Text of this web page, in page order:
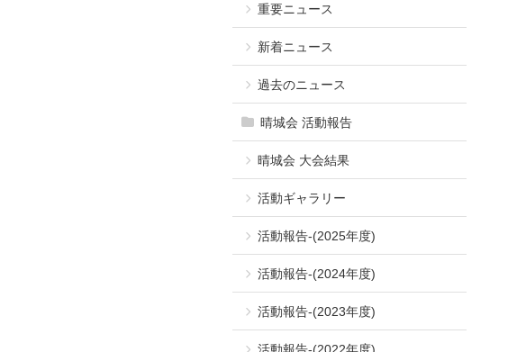
重要ニュース
新着ニュース
過去のニュース
晴城会 活動報告
晴城会 大会結果
活動ギャラリー
活動報告-(2025年度)
活動報告-(2024年度)
活動報告-(2023年度)